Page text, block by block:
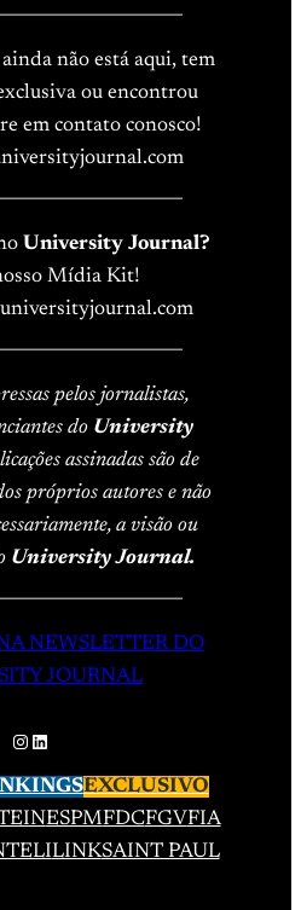
não está aqui, tem
ou encontrou
em contato conosco!
University Journal?
Mídia Kit!
pelos jornalistas,
do University
assinadas são de
próprios autores e não
a visão ou
University Journal.
NEWSLETTER DO
JOURNAL
Instagram
LinkedIn
EXCLUSIVO
ESPMFDCFGVFIA
LINKSAINT PAUL